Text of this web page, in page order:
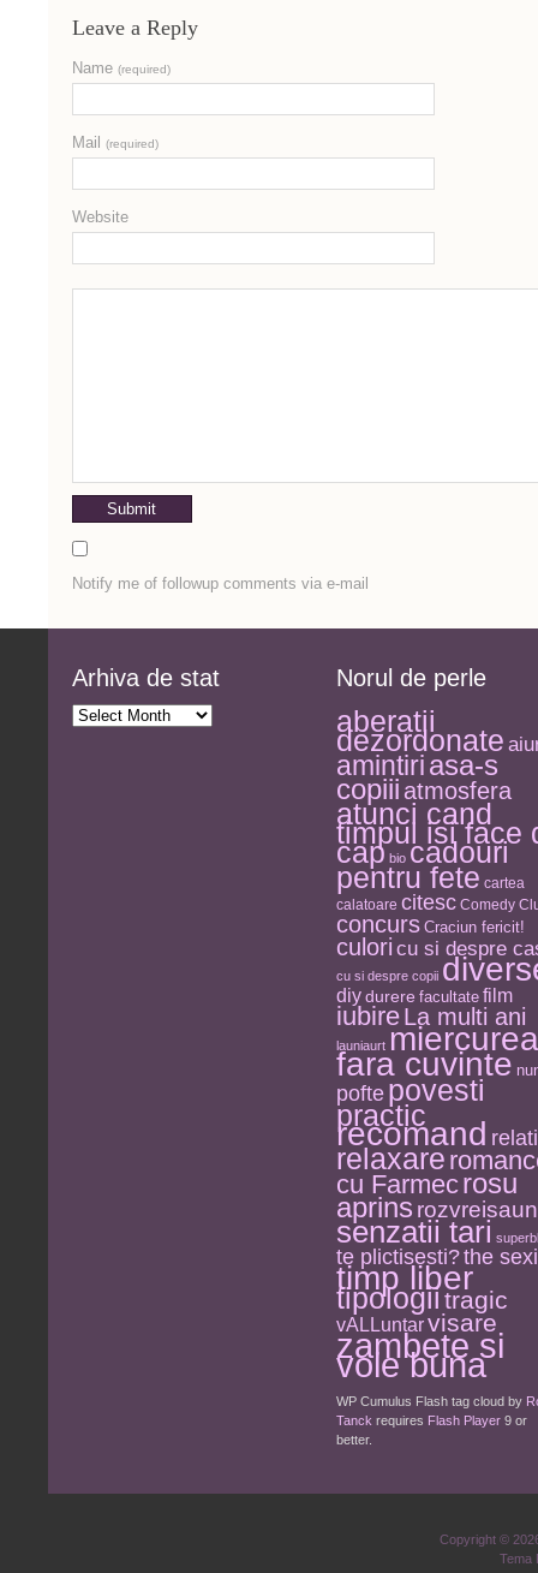
Leave a Reply
Name (required)
Mail (required)
Website
Notify me of followup comments via e-mail
Arhiva de stat
Arhiva
de
Norul de perle
aberatii
dezordonate
amintiriasa-s
copiii atmosfera
atunci cand
timpul isi face
cap bio cadouri
pentru fete cartea
calatoare citesc Comedy
concurs Craciun fericit!
culori cu si despre
cu si despre copii
diydurere facultate film
iubireLa multi ani
launiaurt miercurea
fara cuvinte
pofte povesti
practic
recomand
relaxare
cu Farmecrosu
aprins
senzatii tari
te plictisesti?the
timp liber
tipologiitragic
vALLuntarvisare
zambete si
voie buna
WP Cumulus Flash tag cloud by
Tanck requires Flash Player 9 or
better.
Copyright ©
Tema